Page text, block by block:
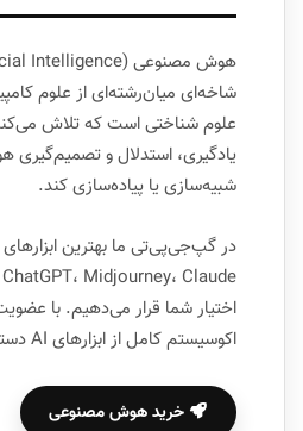
شاخه‌ای میان‌رشته‌ای از علوم
علوم شناختی است که تلاش می‌کند
یادگیری، استدلال و تصمیم‌گیری
شبیه‌سازی یا پیاده‌سازی کند.
در گپ‌جی‌پی‌تی ما بهترین
اختیار شما قرار می‌دهیم. با
اکوسیستم کامل از ابزارهای AI دسترسی پیدا خواهید کرد.
خرید هوش مصنوعی